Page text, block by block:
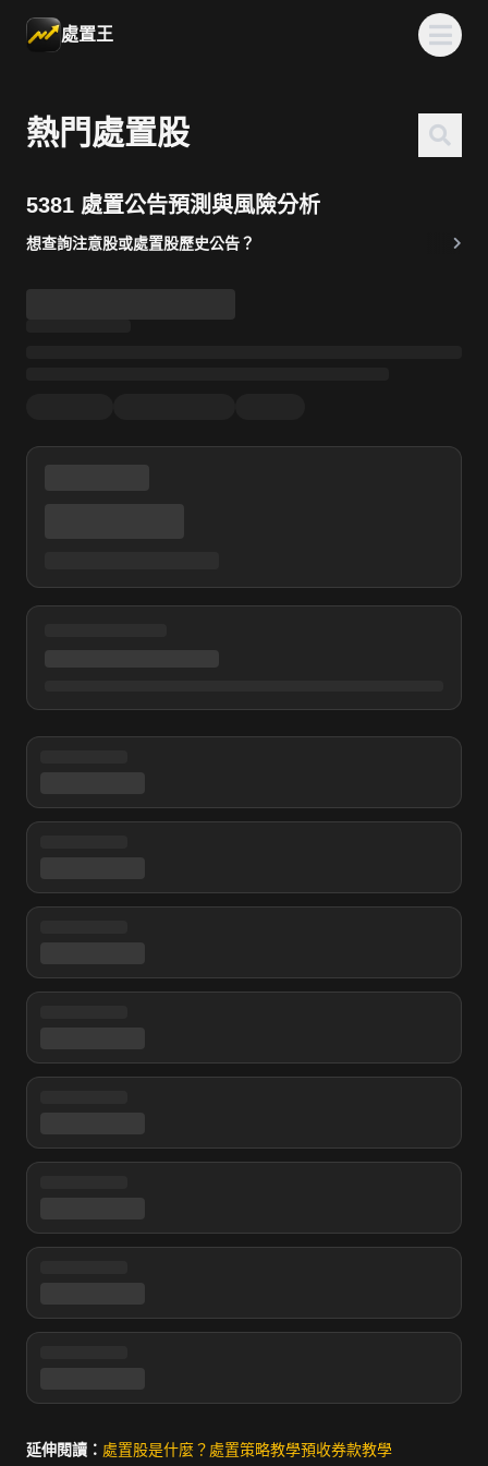
處置王
熱門處置股
5381 處置公告預測與風險分析
想查詢注意股或處置股歷史公告？
延伸閱讀： 處置股是什麼？ 處置策略教學預收券款教學